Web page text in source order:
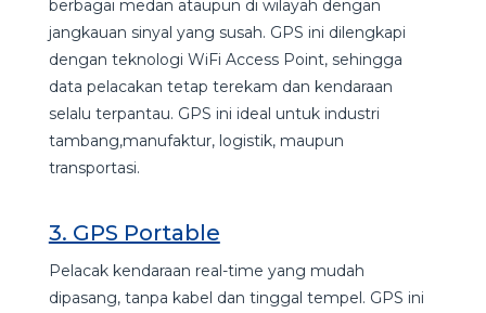
berbagai medan ataupun di wilayah dengan
jangkauan sinyal yang susah. GPS ini dilengkapi
dengan teknologi WiFi Access Point, sehingga
data pelacakan tetap terekam dan kendaraan
selalu terpantau. GPS ini ideal untuk industri
tambang,manufaktur, logistik, maupun
transportasi.
3. GPS Portable
Pelacak kendaraan real-time yang mudah
dipasang, tanpa kabel dan tinggal tempel. GPS ini